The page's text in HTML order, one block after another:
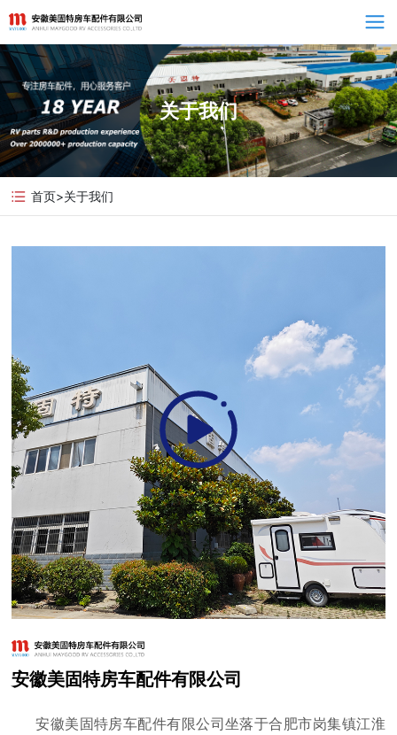
关于我们
首页>关于我们
安徽美固特房车配件有限公司
安徽美固特房车配件有限公司坐落于合肥市岗集镇江淮